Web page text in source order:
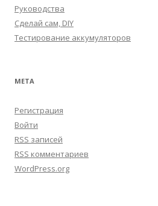
Руководства
Сделай сам, DIY
Тестирование аккумуляторов
МЕТА
Регистрация
Войти
RSS записей
RSS комментариев
WordPress.org